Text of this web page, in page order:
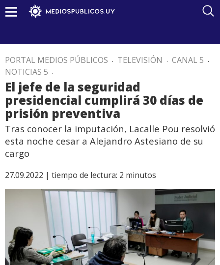
PORTAL MEDIOS PÚBLICOS . TELEVISIÓN . CANAL 5 .
NOTICIAS 5 .
El jefe de la seguridad
presidencial cumplirá 30 días de
prisión preventiva
Tras conocer la imputación, Lacalle Pou resolvió
esta noche cesar a Alejandro Astesiano de su
cargo
27.09.2022 | tiempo de lectura: 2 minutos